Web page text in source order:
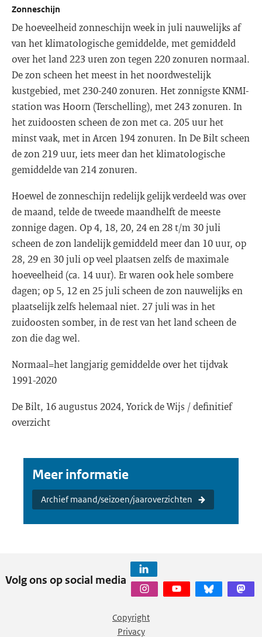
Zonneschijn
De hoeveelheid zonneschijn week in juli nauwelijks af
van het klimatologische gemiddelde, met gemiddeld
over het land 223 uren zon tegen 220 zonuren normaal.
De zon scheen het meest in het noordwestelijk
kustgebied, met 230-240 zonuren. Het zonnigste KNMI-
station was Hoorn (Terschelling), met 243 zonuren. In
het zuidoosten scheen de zon met ca. 205 uur het
minst vaak, met in Arcen 194 zonuren. In De Bilt scheen
de zon 219 uur, iets meer dan het klimatologische
gemiddelde van 214 zonuren.
Hoewel de zonneschijn redelijk gelijk verdeeld was over
de maand, telde de tweede maandhelft de meeste
zonnige dagen. Op 4, 18, 20, 24 en 28 t/m 30 juli
scheen de zon landelijk gemiddeld meer dan 10 uur, op
28, 29 en 30 juli op veel plaatsen zelfs de maximale
hoeveelheid (ca. 14 uur). Er waren ook hele sombere
dagen; op 5, 12 en 25 juli scheen de zon nauwelijks en
plaatselijk zelfs helemaal niet. 27 juli was in het
zuidoosten somber, in de rest van het land scheen de
zon die dag wel.
Normaal=het langjarig gemiddelde over het tijdvak
1991-2020
De Bilt, 16 augustus 2024, Yorick de Wijs / definitief
overzicht
Meer informatie
Archief maand/seizoen/jaaroverzichten
Volg ons op social media
Copyright
Privacy